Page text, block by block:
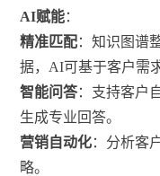
AI赋能：
精准匹配：知识图谱
据，AI可基于客户需
智能问答：支持客户
生成专业回答。
营销自动化：分析客
略。